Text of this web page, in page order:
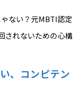
ない？元MBTI認定
されないための心構
、コンピテン